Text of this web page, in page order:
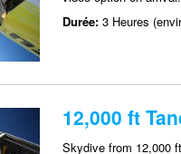
Durée: 3 Heures
12,000 ft
Skydive from 12,000